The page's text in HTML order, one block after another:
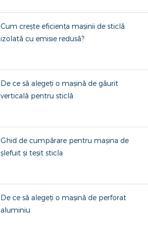
Cum crește eficiența mașinii de sticlă
izolată cu emisie redusă?
De ce să alegeți o mașină de găurit
verticală pentru sticlă
Ghid de cumpărare pentru mașina de
șlefuit și teșit sticla
De ce să alegeți o mașină de perforat
aluminiu